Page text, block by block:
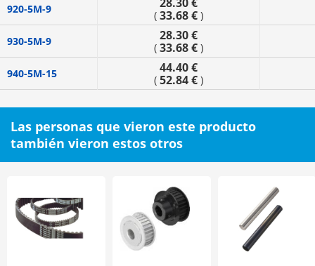
920-5M-9 ( 33.68 € )
930-5M-9 28.30 €
( 33.68 € )
940-5M-15 44.40 €
( 52.84 € )
Las personas que vieron este producto
también vieron estos otros